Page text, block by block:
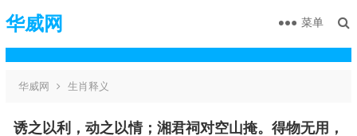
华威网 菜单
华威网 生肖释义
诱之以利，动之以情；湘君祠对空山掩。得物无用，